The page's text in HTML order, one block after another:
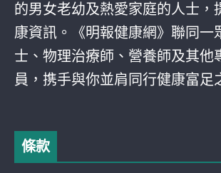
的男女老幼及熱愛家庭的人士，
康資訊。《明報健康網》聯同一
士、物理治療師、營養師及其他
員，携手與你並肩同行健康富足
條款